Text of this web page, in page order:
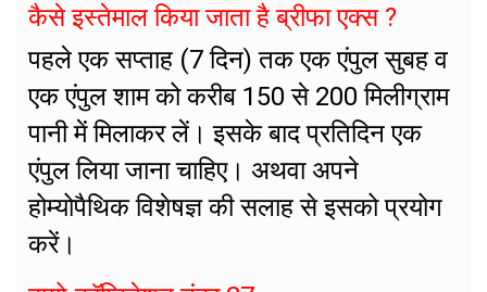
कैसे इस्तेमाल किया जाता है ब्रीफा एक्स ?
पहले एक सप्ताह (7 दिन) तक एक एंपुल सुबह व
एक एंपुल शाम को करीब 150 से 200 मिलीग्राम
पानी में मिलाकर लें। इसके बाद प्रतिदिन एक
एंपुल लिया जाना चाहिए। अथवा अपने
होम्योपैथिक विशेषज्ञ की सलाह से इसको प्रयोग
करें।